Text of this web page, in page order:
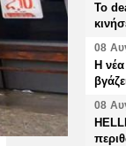
Το
08
Η
08